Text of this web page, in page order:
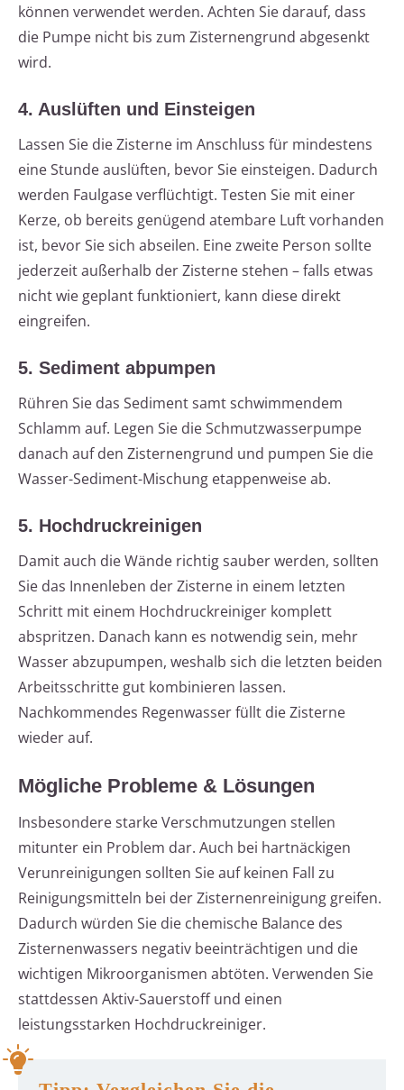
können verwendet werden. Achten Sie darauf, dass
die Pumpe nicht bis zum Zisternengrund abgesenkt
wird.
4. Auslüften und Einsteigen
Lassen Sie die Zisterne im Anschluss für mindestens
eine Stunde auslüften, bevor Sie einsteigen. Dadurch
werden Faulgase verflüchtigt. Testen Sie mit einer
Kerze, ob bereits genügend atembare Luft vorhanden
ist, bevor Sie sich abseilen. Eine zweite Person sollte
jederzeit außerhalb der Zisterne stehen – falls etwas
nicht wie geplant funktioniert, kann diese direkt
eingreifen.
5. Sediment abpumpen
Rühren Sie das Sediment samt schwimmendem
Schlamm auf. Legen Sie die Schmutzwasserpumpe
danach auf den Zisternengrund und pumpen Sie die
Wasser-Sediment-Mischung etappenweise ab.
5. Hochdruckreinigen
Damit auch die Wände richtig sauber werden, sollten
Sie das Innenleben der Zisterne in einem letzten
Schritt mit einem Hochdruckreiniger komplett
abspritzen. Danach kann es notwendig sein, mehr
Wasser abzupumpen, weshalb sich die letzten beiden
Arbeitsschritte gut kombinieren lassen.
Nachkommendes Regenwasser füllt die Zisterne
wieder auf.
Mögliche Probleme & Lösungen
Insbesondere starke Verschmutzungen stellen
mitunter ein Problem dar. Auch bei hartnäckigen
Verunreinigungen sollten Sie auf keinen Fall zu
Reinigungsmitteln bei der Zisternenreinigung greifen.
Dadurch würden Sie die chemische Balance des
Zisternenwassers negativ beeinträchtigen und die
wichtigen Mikroorganismen abtöten. Verwenden Sie
stattdessen Aktiv-Sauerstoff und einen
leistungsstarken Hochdruckreiniger.